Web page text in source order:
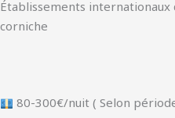
Établissements
corniche
80-300€/nuit ( Selon